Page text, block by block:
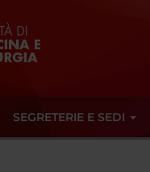
SEGRETERIE E SEDI